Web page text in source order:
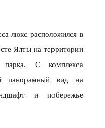
люкс расположился в
Ялты на территории
парка. С комплекса
панорамный вид на
и побережье